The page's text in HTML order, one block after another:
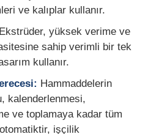
hattı
ve kalıplar kullanır.
Ekstrüder, yüksek verime ve
sahip verimli bir tek
kullanır.
Hammaddelerin
kalenderlenmesi,
ve toplamaya kadar tüm
işçilik